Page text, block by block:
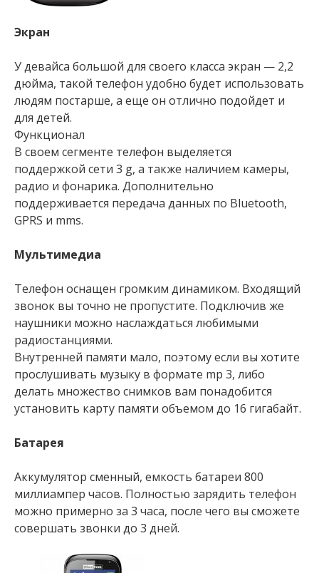
Экран
У девайса большой для своего класса экран — 2,2
дюйма, такой телефон удобно будет использовать
людям постарше, а еще он отлично подойдет и
для детей.
Функционал
В своем сегменте телефон выделяется
поддержкой сети 3 g, а также наличием камеры,
радио и фонарика. Дополнительно
поддерживается передача данных по Bluetooth,
GPRS и mms.
Мультимедиа
Телефон оснащен громким динамиком. Входящий
звонок вы точно не пропустите. Подключив же
наушники можно наслаждаться любимыми
радиостанциями.
Внутренней памяти мало, поэтому если вы хотите
прослушивать музыку в формате mp 3, либо
делать множество снимков вам понадобится
установить карту памяти объемом до 16 гигабайт.
Батарея
Аккумулятор сменный, емкость батареи 800
миллиампер часов. Полностью зарядить телефон
можно примерно за 3 часа, после чего вы сможете
совершать звонки до 3 дней.